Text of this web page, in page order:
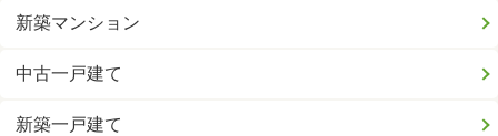
新築マンション
中古一戸建て
新築一戸建て